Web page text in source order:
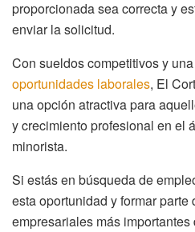
proporcionada sea correcta y
enviar la solicitud.
Con sueldos competitivos y
oportunidades laborales, El
una opción atractiva para
y crecimiento profesional en el
minorista.
Si estás en búsqueda de
esta oportunidad y formar
empresariales más importantes